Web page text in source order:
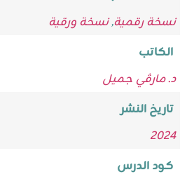
نسخة رقمية,نسخة ورقية
الكاتب
د. مارڤي جميل
تاريخ النشر
2024
كود الدرس